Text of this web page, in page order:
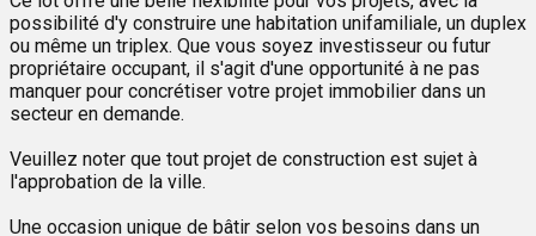
possibilité d'y construire une habitation unifamiliale, un duplex
ou même un triplex. Que vous soyez investisseur ou futur
propriétaire occupant, il s'agit d'une opportunité à ne pas
manquer pour concrétiser votre projet immobilier dans un
secteur en demande.
Veuillez noter que tout projet de construction est sujet à
l'approbation de la ville.
Une occasion unique de bâtir selon vos besoins dans un